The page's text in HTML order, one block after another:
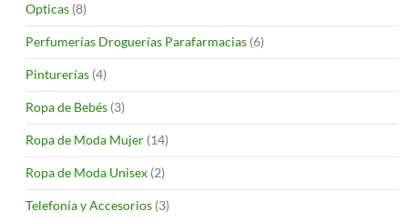
Opticas (8)
Perfumerías Droguerías Parafarmacias (6)
Pinturerías (4)
Ropa de Bebés (3)
Ropa de Moda Mujer (14)
Ropa de Moda Unisex (2)
Telefonía y Accesorios (3)